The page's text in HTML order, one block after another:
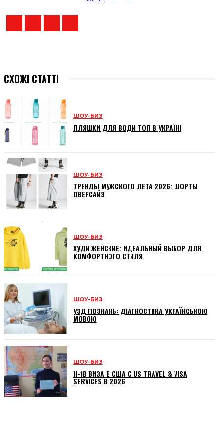
СХОЖІ СТАТТІ
ШОУ-БИЗ
ПЛЯШКИ ДЛЯ ВОДИ ТОП В УКРАЇНІ
ШОУ-БИЗ
ТРЕНДЫ МУЖСКОГО ЛЕТА 2026: ШОРТЫ
ОВЕРСАЙЗ
ШОУ-БИЗ
ХУДИ ЖЕНСКИЕ: ИДЕАЛЬНЫЙ ВЫБОР ДЛЯ
КОМФОРТНОГО СТИЛЯ
ШОУ-БИЗ
УЗД ПОЗНАНЬ: ДІАГНОСТИКА УКРАЇНСЬКОЮ
МОВОЮ
ШОУ-БИЗ
H-1B ВИЗА В США С US TRAVEL & VISA
SERVICES В 2026